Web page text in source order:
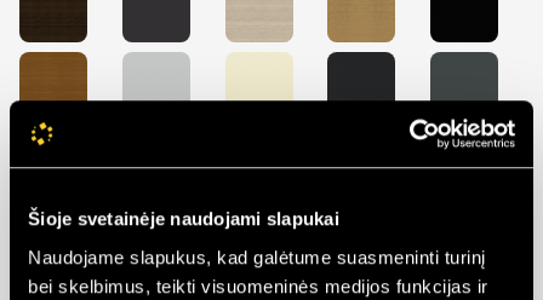
Šioje svetainėje naudojami slapukai
Naudojame slapukus, kad galėtume suasmeninti turinį
bei skelbimus, teikti visuomeninės medijos funkcijas ir